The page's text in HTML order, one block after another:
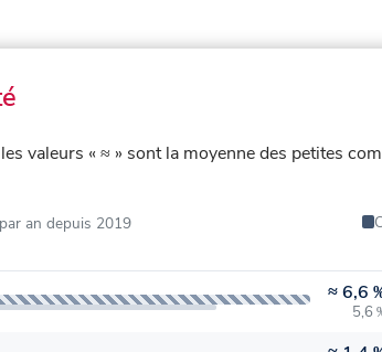
valeurs « ≈ » sont la moyenne des petites
an depuis 2019
≈6,6
5,6